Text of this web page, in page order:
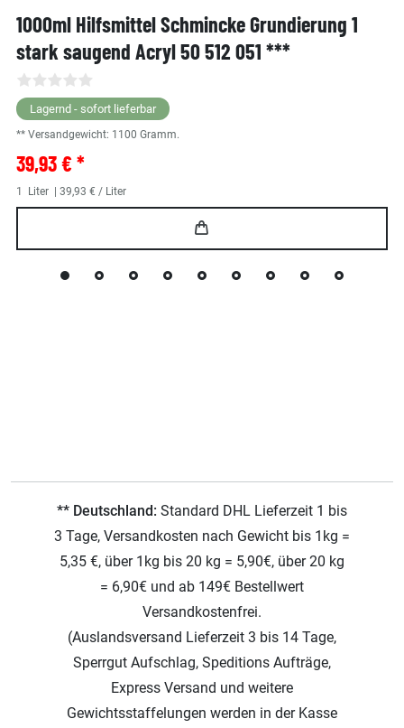
1000ml Hilfsmittel Schmincke Grundierung 1
stark saugend Acryl 50 512 051 ***
Lagernd - sofort lieferbar
** Versandgewicht: 1100 Gramm.
39,93 € *
1 Liter | 39,93 € / Liter
** Deutschland: Standard DHL Lieferzeit 1 bis
3 Tage, Versandkosten nach Gewicht bis 1kg =
5,35 €, über 1kg bis 20 kg = 5,90€, über 20 kg
= 6,90€ und ab 149€ Bestellwert
Versandkostenfrei.
(Auslandsversand Lieferzeit 3 bis 14 Tage,
Sperrgut Aufschlag, Speditions Aufträge,
Express Versand und weitere
Gewichtsstaffelungen werden in der Kasse